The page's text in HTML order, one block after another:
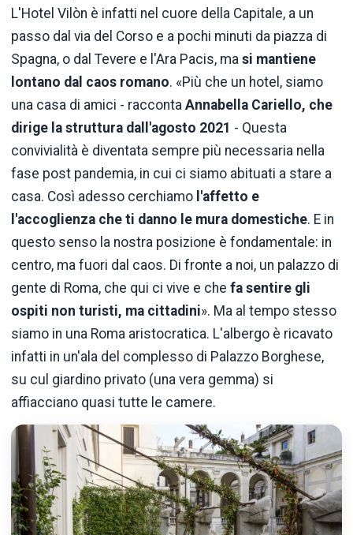
L'Hotel Vilòn è infatti nel cuore della Capitale, a un
passo dal via del Corso e a pochi minuti da piazza di
Spagna, o dal Tevere e l'Ara Pacis, ma si mantiene
lontano dal caos romano. «Più che un hotel, siamo
una casa di amici - racconta Annabella Cariello, che
dirige la struttura dall'agosto 2021 - Questa
convivialità è diventata sempre più necessaria nella
fase post pandemia, in cui ci siamo abituati a stare a
casa. Così adesso cerchiamo l'affetto e
l'accoglienza che ti danno le mura domestiche. E in
questo senso la nostra posizione è fondamentale: in
centro, ma fuori dal caos. Di fronte a noi, un palazzo di
gente di Roma, che qui ci vive e che fa sentire gli
ospiti non turisti, ma cittadini». Ma al tempo stesso
siamo in una Roma aristocratica. L'albergo è ricavato
infatti in un'ala del complesso di Palazzo Borghese,
su cul giardino privato (una vera gemma) si
affiacciano quasi tutte le camere.